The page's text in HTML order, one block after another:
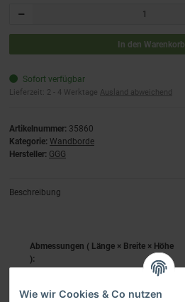
In den Warenkorb
Sofort verfügbar
Lieferzeit: 2 - 4 Werktage Ausland abweichend
Artikelnummer: 35860
Kategorie: Wandborde
Hersteller: GGG
Beschreibung
Abmessungen ( Länge × Breite × Höhe
):
Wie wir Cookies & Co nutzen